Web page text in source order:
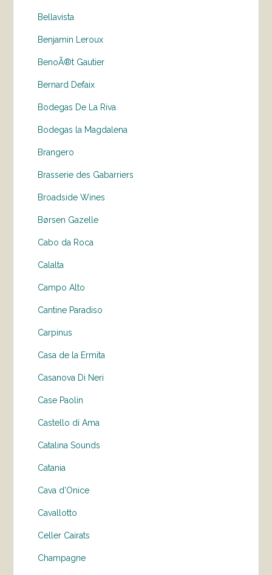
Bellavista
Benjamin Leroux
BenoÃ®t Gautier
Bernard Defaix
Bodegas De La Riva
Bodegas la Magdalena
Brangero
Brasserie des Gabarriers
Broadside Wines
Børsen Gazelle
Cabo da Roca
Calalta
Campo Alto
Cantine Paradiso
Carpinus
Casa de la Ermita
Casanova Di Neri
Case Paolin
Castello di Ama
Catalina Sounds
Catania
Cava d'Onice
Cavallotto
Celler Cairats
Champagne